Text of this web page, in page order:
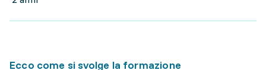
Ecco come si svolge la formazione